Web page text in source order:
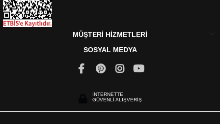
MÜŞTERİ HİZMETLERİ
SOSYAL MEDYA
İNTERNETTE
GÜVENLİ ALIŞVERİŞ